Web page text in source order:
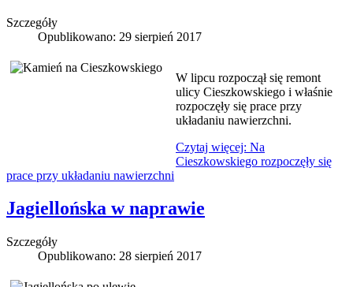
Szczegóły
Opublikowano: 29 sierpień 2017
W lipcu rozpoczął się remont
ulicy Cieszkowskiego i właśnie
rozpoczęły się prace przy
układaniu nawierzchni.
Czytaj więcej: Na
Cieszkowskiego rozpoczęły się
prace przy układaniu nawierzchni
Jagiellońska w naprawie
Szczegóły
Opublikowano: 28 sierpień 2017